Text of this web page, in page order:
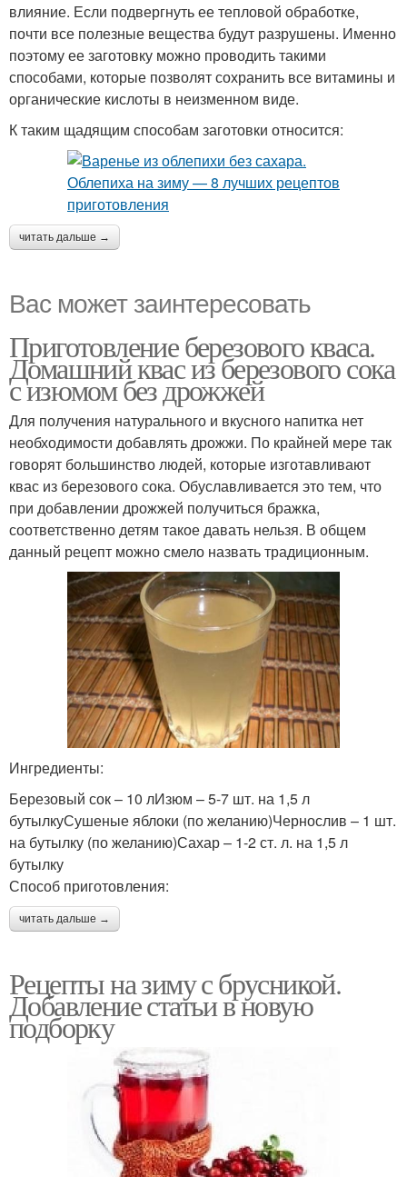
влияние. Если подвергнуть ее тепловой обработке,
почти все полезные вещества будут разрушены. Именно
поэтому ее заготовку можно проводить такими
способами, которые позволят сохранить все витамины и
органические кислоты в неизменном виде.
К таким щадящим способам заготовки относится:
читать дальше →
Вас может заинтересовать
Приготовление березового кваса.
Домашний квас из березового сока
с изюмом без дрожжей
Для получения натурального и вкусного напитка нет
необходимости добавлять дрожжи. По крайней мере так
говорят большинство людей, которые изготавливают
квас из березового сока. Обуславливается это тем, что
при добавлении дрожжей получиться бражка,
соответственно детям такое давать нельзя. В общем
данный рецепт можно смело назвать традиционным.
Ингредиенты:
Березовый сок – 10 лИзюм – 5-7 шт. на 1,5 л
бутылкуСушеные яблоки (по желанию)Чернослив – 1 шт.
на бутылку (по желанию)Сахар – 1-2 ст. л. на 1,5 л
бутылку
Способ приготовления:
читать дальше →
Рецепты на зиму с брусникой.
Добавление статьи в новую
подборку